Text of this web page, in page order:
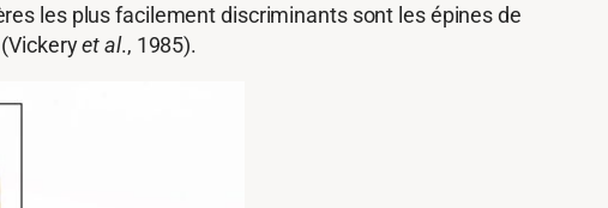
les plus facilement discriminants sont les épines de
(Vickeryet al., 1985).